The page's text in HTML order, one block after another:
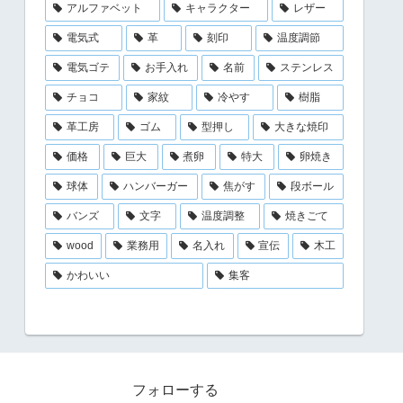
アルファベット キャラクター レザー
電気式 革 刻印 温度調節
電気ゴテ お手入れ 名前 ステンレス
チョコ 家紋 冷やす 樹脂
革工房 ゴム 型押し 大きな焼印
価格 巨大 煮卵 特大 卵焼き
球体 ハンバーガー 焦がす 段ボール
バンズ 文字 温度調整 焼きごて
wood 業務用 名入れ 宣伝 木工
かわいい 集客
フォローする